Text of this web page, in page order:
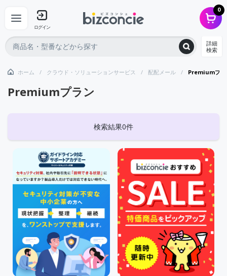
ログイン
0
詳細
検索
ホーム クラウド・ソリューションサービス 配配メール Premiumプラ
Premiumプラン
検索結果0件